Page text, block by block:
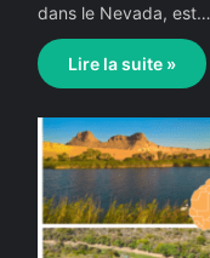
dans le Nevada, est…
Lire la suite »